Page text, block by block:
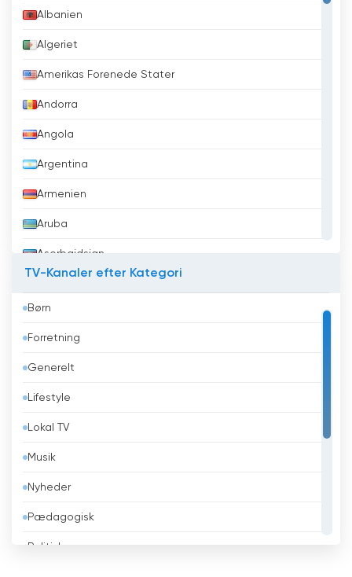
Albanien
Algeriet
Amerikas Forenede Stater
Andorra
Angola
Argentina
Armenien
Aruba
Aserbajdsjan
Bahrain
Bangladesh
Barbados
Belarus
Belgien
Belize
Benin
Bhutan
TV-Kanaler efter Kategori
Børn
Forretning
Generelt
Lifestyle
Lokal TV
Musik
Nyheder
Pædagogisk
Politisk